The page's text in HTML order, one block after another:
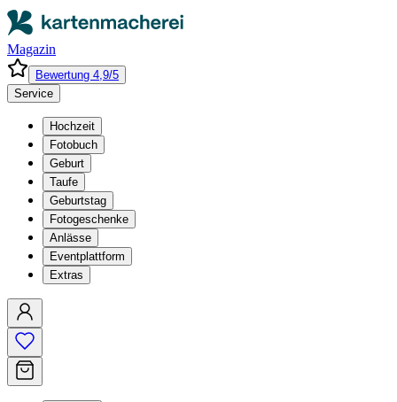
Magazin
Bewertung 4,9/5
Service
Hochzeit
Fotobuch
Geburt
Taufe
Geburtstag
Fotogeschenke
Anlässe
Eventplattform
Extras